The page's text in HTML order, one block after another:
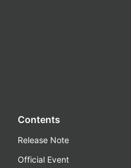
Contents
Release Note
Official Event